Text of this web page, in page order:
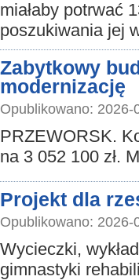
miałaby potrwać
poszukiwania jej
Zabytkowy
modernizację
Opublikowano:
PRZEWORSK.
na 3 052 100 zł.
Projekt dla
Opublikowano:
Wycieczki,
gimnastyki